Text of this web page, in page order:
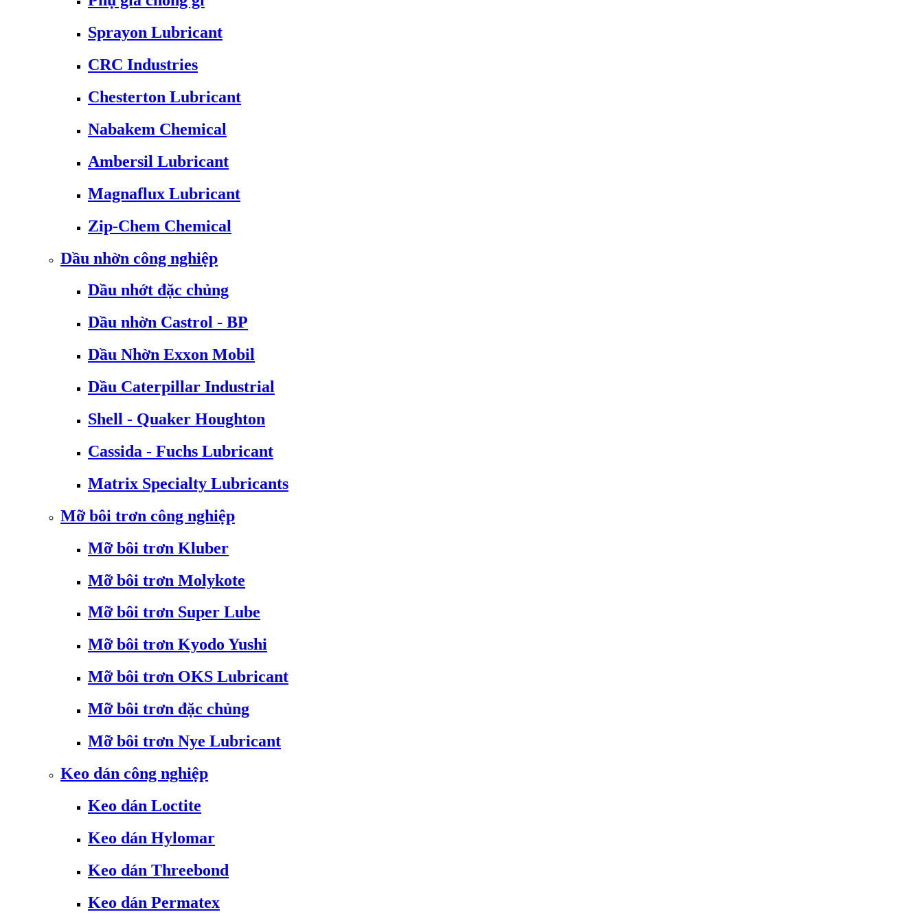
Sprayon Lubricant
CRC Industries
Chesterton Lubricant
Nabakem Chemical
Ambersil Lubricant
Magnaflux Lubricant
Zip-Chem Chemical
Dầu nhờn công nghiệp
Dầu nhớt đặc chủng
Dầu nhờn Castrol - BP
Dầu Nhờn Exxon Mobil
Dầu Caterpillar Industrial
Shell - Quaker Houghton
Cassida - Fuchs Lubricant
Matrix Specialty Lubricants
Mỡ bôi trơn công nghiệp
Mỡ bôi trơn Kluber
Mỡ bôi trơn Molykote
Mỡ bôi trơn Super Lube
Mỡ bôi trơn Kyodo Yushi
Mỡ bôi trơn OKS Lubricant
Mỡ bôi trơn đặc chủng
Mỡ bôi trơn Nye Lubricant
Keo dán công nghiệp
Keo dán Loctite
Keo dán Hylomar
Keo dán Threebond
Keo dán Permatex